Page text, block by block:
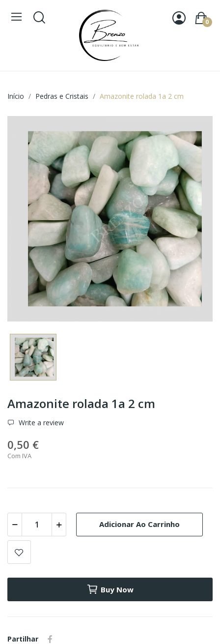
0
Início Pedras e Cristais Amazonite rolada 1a 2 cm
Amazonite rolada 1a 2 cm
Write a review
0,50 €
Com IVA
Adicionar Ao Carrinho
Buy Now
Partilhar